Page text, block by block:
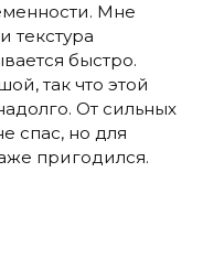
Мне
текстура
быстро.
так что этой
От сильных
спас, но для
пригодился.